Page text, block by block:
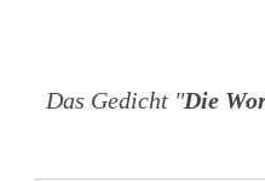
Das Gedicht "Die